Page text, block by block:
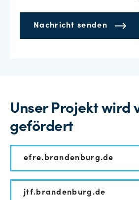
Nachricht senden
Unser Projekt wird
gefördert
efre.brandenburg.de
jtf.brandenburg.de